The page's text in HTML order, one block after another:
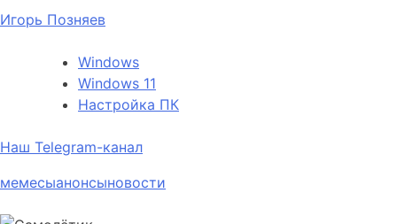
Игорь Позняев
Windows
Windows 11
Настройка ПК
Наш Telegram-канал
мемесыанонсыновости